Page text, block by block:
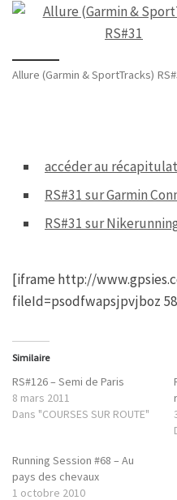
Allure (Garmin & SportTracks)
accéder au
RS#31 sur Garmin
RS#31 sur
[iframe http://
fileId=psodfwapsjpvjboz
Similaire
RS#126 – Semi de Paris
8 mars 2011
Dans "COURSES SUR ROUTE"
Running Session #68 – Au
pays des chevaux
1 octobre 2010